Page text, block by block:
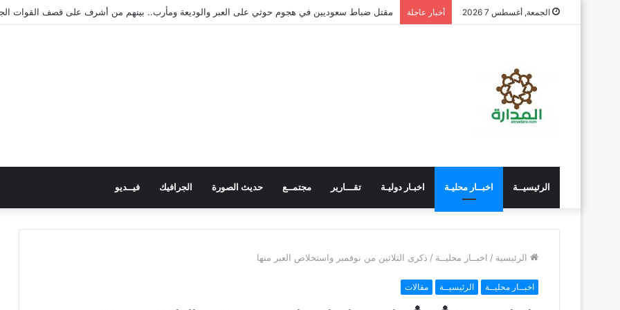
الجمعة, أغسطس 7 2026 أخبار عاجلة الجاوي يتفقد معهد تدريب المهن بمنطقة “فقم” ويطلع على جاهزيته
الرئيسيــة اخبــار محليـة اخبـار دوليـة تقـــارير مجتمــع حديث الصورة الجرافيك فيــديو
الرئيسية / اخبــار محليــة / ذكرى الثلاثين من نوفمبر واستخلاص العبر منها
اخبــار محليــة الرئيسيــة مقالات